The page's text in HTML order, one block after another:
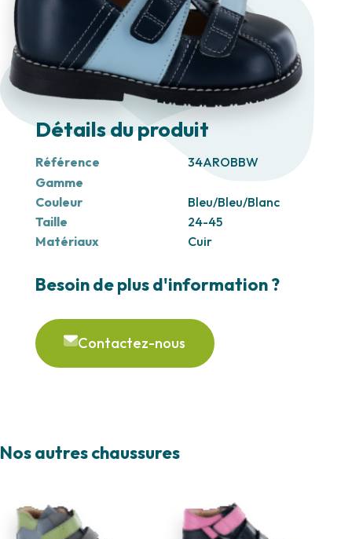
Détails du produit
Référence
34AROBBW
Gamme
Couleur
Bleu/Bleu/Blanc
Taille
24-45
Matériaux
Cuir
Besoin de plus d'information ?
Contactez-nous
Nos autres chaussures